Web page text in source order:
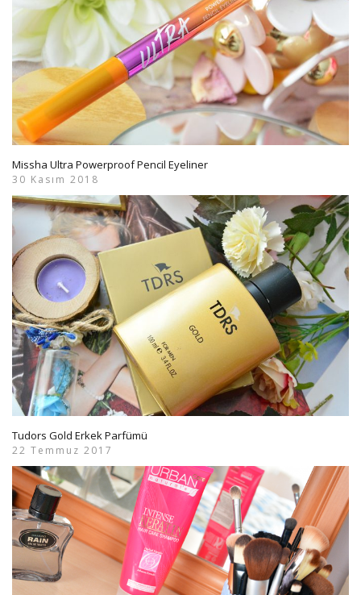
Missha Ultra Powerproof Pencil Eyeliner
30 Kasım 2018
Tudors Gold Erkek Parfümü
22 Temmuz 2017